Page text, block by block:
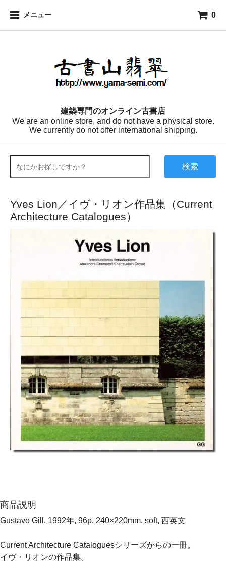
メニュー 0
建築専門のオンライン古書店
We are an online store, and do not have a physical store.
We currently do not offer international shipping.
検索
Yves Lion／イヴ・リオン作品集（Current
Architecture Catalogues）
商品説明
Gustavo Gill, 1992年, 96p, 240×220mm, soft, 西英文
Current Architecture Cataloguesシリーズからの一冊。
イヴ・リオンの作品集。